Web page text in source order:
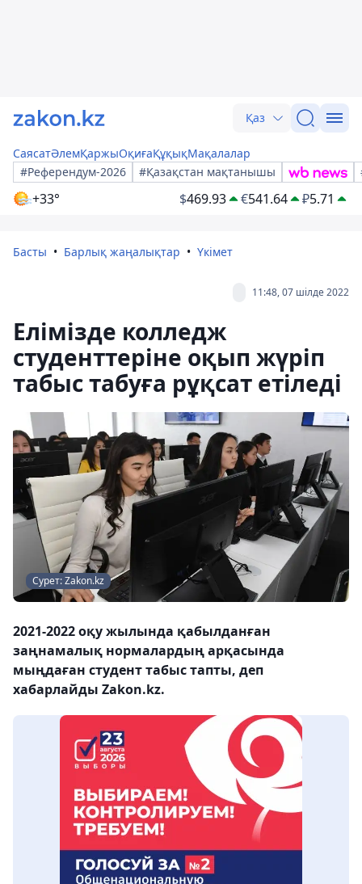
Қаз
СаясатӘлемҚаржыОқиғаҚұқықМақалалар
#Референдум-2026
#Қазақстан мақтанышы
+33° $469.93 €541.64 ₽5.71
Басты Барлық жаңалықтар Үкімет
11:48, 07 шілде 2022
Елімізде колледж
студенттеріне оқып жүріп
табыс табуға рұқсат етіледі
Сурет: Zakon.kz
2021-2022 оқу жылында қабылданған
заңнамалық нормалардың арқасында
мыңдаған студент табыс тапты, деп
хабарлайды Zakon.kz.